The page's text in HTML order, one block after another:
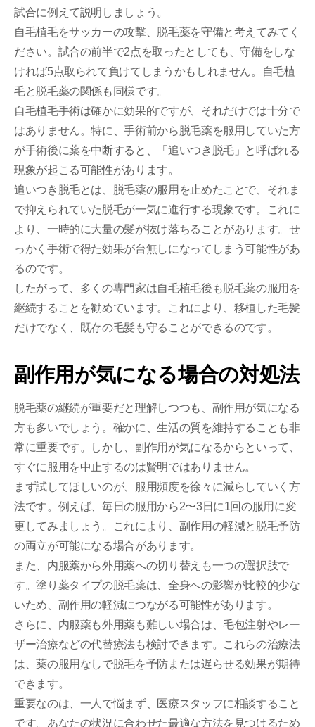
試合に例えて説明しましょう。
自毛植毛をサッカーの攻撃、脱毛薬を守備と考えてみてく
ださい。試合の前半で2点を取ったとしても、守備をしな
ければ5点取られて負けてしまうかもしれません。自毛植
毛と脱毛薬の関係も同様です。
自毛植毛手術は確かに効果的ですが、それだけでは十分で
はありません。特に、手術前から脱毛薬を服用していた方
が手術後に薬を中断すると、「追いつき脱毛」と呼ばれる
現象が起こる可能性があります。
追いつき脱毛とは、脱毛薬の服用を止めたことで、それま
で抑えられていた脱毛が一気に進行する現象です。これに
より、一時的に大量の髪が抜け落ちることがあります。せ
っかく手術で得た効果が台無しになってしまう可能性があ
るのです。
したがって、多くの専門家は自毛植毛後も脱毛薬の服用を
継続することを勧めています。これにより、移植した毛髪
だけでなく、既存の毛髪も守ることができるのです。
副作用が気になる場合の対処法
脱毛薬の継続が重要だと理解しつつも、副作用が気になる
方も多いでしょう。確かに、生活の質を維持することも非
常に重要です。しかし、副作用が気になるからといって、
すぐに服用を中止するのは賢明ではありません。
まず試してほしいのが、服用頻度を徐々に減らしていく方
法です。例えば、毎日の服用から2〜3日に1回の服用に変
更してみましょう。これにより、副作用の軽減と脱毛予防
の両立が可能になる場合があります。
また、内服薬から外用薬への切り替えも一つの選択肢で
す。塗り薬タイプの脱毛薬は、全身への影響が比較的少な
いため、副作用の軽減につながる可能性があります。
さらに、内服薬も外用薬も難しい場合は、毛包注射やレー
ザー治療などの代替療法も検討できます。これらの治療法
は、薬の服用なしで脱毛を予防または遅らせる効果が期待
できます。
重要なのは、一人で悩まず、医療スタッフに相談すること
です。あなたの状況に合わせた最適な方法を見つけるため